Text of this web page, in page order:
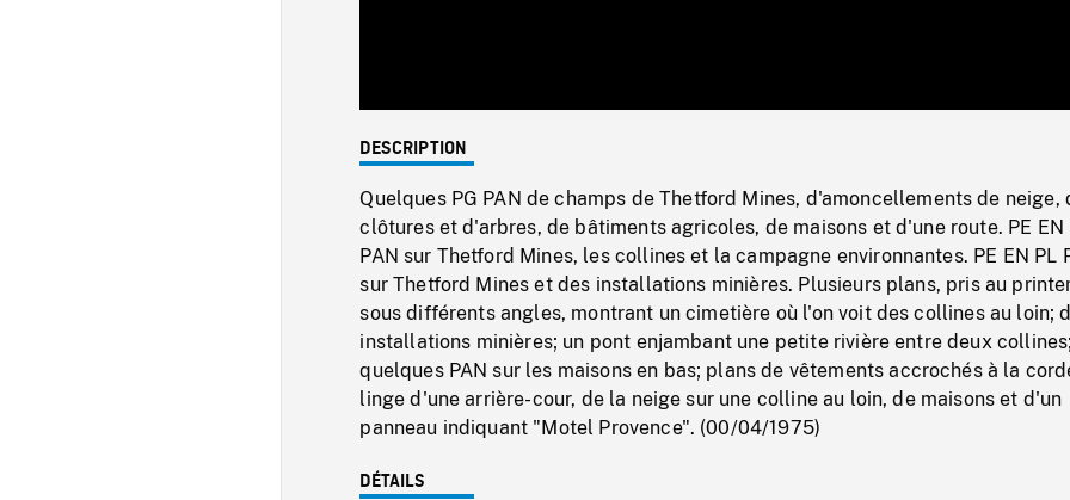
0%
DESCRIPTION
Quelques PG PAN de champs de Thetford Mines, d'amoncellements de neige,
clôtures et d'arbres, de bâtiments agricoles, de maisons et d'une route. PE EN
PAN sur Thetford Mines, les collines et la campagne environnantes. PE EN PL
sur Thetford Mines et des installations minières. Plusieurs plans, pris au
sous différents angles, montrant un cimetière où l'on voit des collines au loin;
installations minières; un pont enjambant une petite rivière entre deux collines;
quelques PAN sur les maisons en bas; plans de vêtements accrochés à la
linge d'une arrière-cour, de la neige sur une colline au loin, de maisons et d'un
panneau indiquant "Motel Provence". (00/04/1975)
DÉTAILS